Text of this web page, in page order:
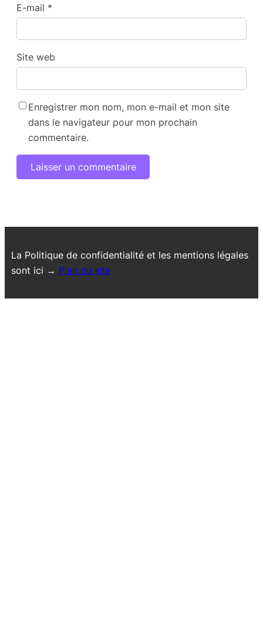
E-mail *
Site web
Enregistrer mon nom, mon e-mail et mon site
dans le navigateur pour mon prochain
commentaire.
La Politique de confidentialité et les mentions légales
sont ici → Plan du site